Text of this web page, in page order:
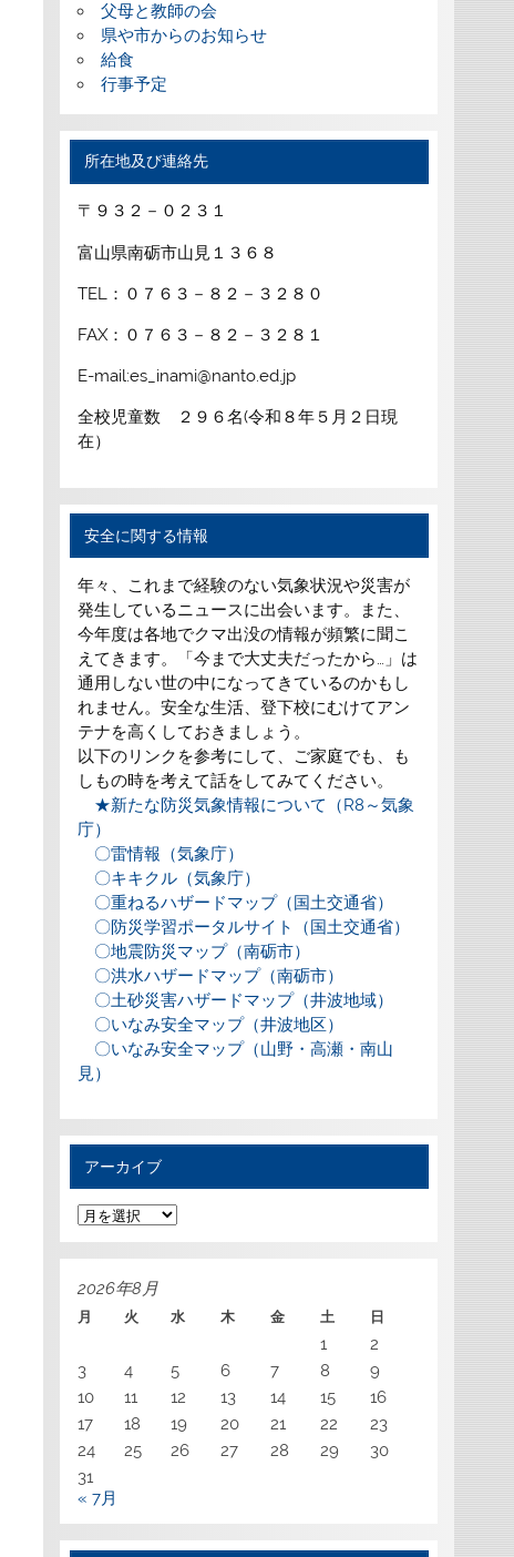
父母と教師の会
県や市からのお知らせ
給食
行事予定
所在地及び連絡先
〒９３２－０２３１
富山県南砺市山見１３６８
TEL：０７６３－８２－３２８０
FAX：０７６３－８２－３２８１
E-mail:es_inami@nanto.ed.jp
全校児童数 ２９６名(令和８年５月２日現
在）
安全に関する情報
年々、これまで経験のない気象状況や災害が
発生しているニュースに出会います。また、
今年度は各地でクマ出没の情報が頻繁に聞こ
えてきます。「今まで大丈夫だったから…」は
通用しない世の中になってきているのかもし
れません。安全な生活、登下校にむけてアン
テナを高くしておきましょう。
以下のリンクを参考にして、ご家庭でも、も
しもの時を考えて話をしてみてください。
★新たな防災気象情報について（R8～気象
庁）
〇雷情報（気象庁）
〇キキクル（気象庁）
〇重ねるハザードマップ（国土交通省）
〇防災学習ポータルサイト（国土交通省）
〇地震防災マップ（南砺市）
〇洪水ハザードマップ（南砺市）
〇土砂災害ハザードマップ（井波地域）
〇いなみ安全マップ（井波地区）
〇いなみ安全マップ（山野・高瀬・南山
見）
アーカイブ
ア
ー
カ
イ
2026年8月
月 火 水 木 金 土 日
1
2
3
4 5 6 7 8
9
10
11 12 13 14 15
16
17
18 19 20 21 22
23
24
25 26 27 28 29
30
31
« 7月